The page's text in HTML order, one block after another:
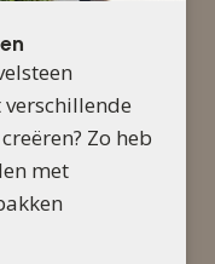
Zo heb
met